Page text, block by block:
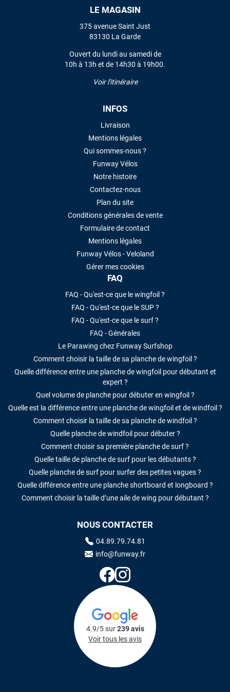
LE MAGASIN
375 avenue Saint Just
83130 La Garde
Ouvert du lundi au samedi de
10h à 13h et de 14h30 à 19h00.
Voir l'itinéraire
INFOS
Livraison
Mentions légales
Qui sommes-nous ?
Funway Vélos
Notre histoire
Contactez-nous
Plan du site
Conditions générales de vente
Formulaire de contact
Mentions légales
Funway Vélos - Veloland
Gérer mes cookies
FAQ
FAQ - Qu'est-ce que le wingfoil ?
FAQ - Qu'est-ce que le SUP ?
FAQ - Qu'est-ce que le surf ?
FAQ - Générales
Le Parawing chez Funway Surfshop
Comment choisir la taille de sa planche de wingfoil ?
Quelle différence entre une planche de wingfoil pour débutant et
expert ?
Quel volume de planche pour débuter en wingfoil ?
Quelle est la différence entre une planche de wingfoil et de windfoil ?
Comment choisir la taille de sa planche de windfoil ?
Quelle planche de windfoil pour débuter ?
Comment choisir sa première planche de surf ?
Quelle taille de planche de surf pour les débutants ?
Quelle planche de surf pour surfer des petites vagues ?
Quelle différence entre une planche shortboard et longboard ?
Comment choisir la taille d’une aile de wing pour débutant ?
NOUS CONTACTER
04.89.79.74.81
info@funway.fr
4.9/5 sur239 avis
Voir tous les avis
VOIR TOUS LES AVIS